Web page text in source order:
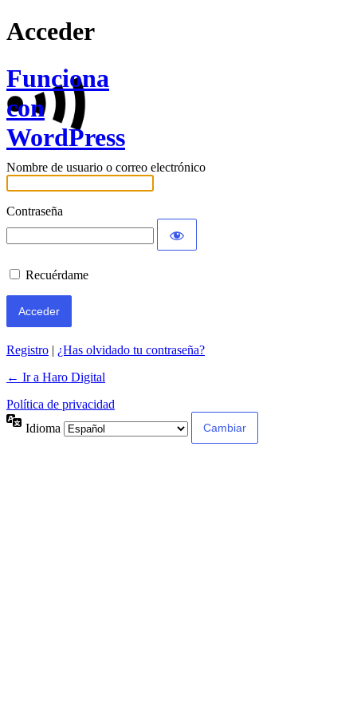
Acceder
Funciona
con
WordPress
Nombre de usuario o correo electrónico
Contraseña
Recuérdame
Registro | ¿Has olvidado tu contraseña?
← Ir a Haro Digital
Política de privacidad
Idioma